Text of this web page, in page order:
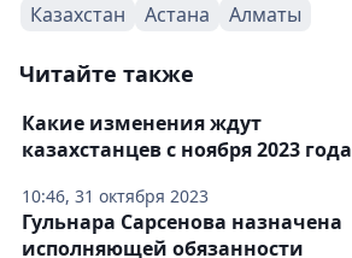
Казахстан Астана Алматы
Читайте также
10:46, 31 октября 2023
Какие изменения ждут
казахстанцев с ноября 2023 года
Гульнара Сарсенова назначена
исполняющей обязанности